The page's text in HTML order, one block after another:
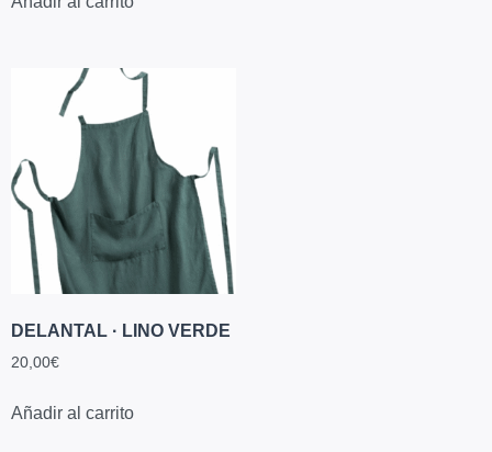
DELANTAL · LINO VERDE
20,00€
Añadir al carrito